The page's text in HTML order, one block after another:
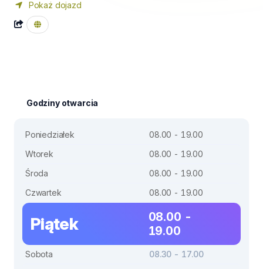
Pokaż dojazd
Godziny otwarcia
Poniedziałek
08.00 - 19.00
Wtorek
08.00 - 19.00
Środa
08.00 - 19.00
Czwartek
08.00 - 19.00
Piątek
08.00 -
19.00
Sobota
08.30 - 17.00